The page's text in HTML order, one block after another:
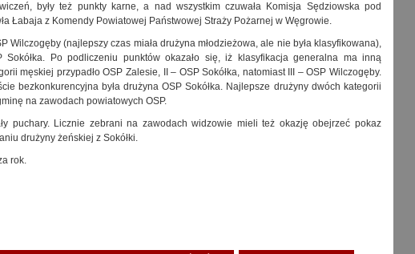
były też punkty karne, a nad wszystkim czuwała Komisja Sędziowska pod
Łabaja z Komendy Powiatowej Państwowej Straży Pożarnej w Węgrowie.
Wilczogęby (najlepszy czas miała drużyna młodzieżowa, ale nie była klasyfikowana),
Po podliczeniu punktów okazało się, iż klasyfikacja generalna ma inną
męskiej przypadło OSP Zalesie, II – OSP Sokółka, natomiast III – OSP Wilczogęby.
bezkonkurencyjna była drużyna OSP Sokółka. Najlepsze drużyny dwóch kategorii
na zawodach powiatowych OSP.
puchary. Licznie zebrani na zawodach widzowie mieli też okazję obejrzeć pokaz
drużyny żeńskiej z Sokółki.
rok.